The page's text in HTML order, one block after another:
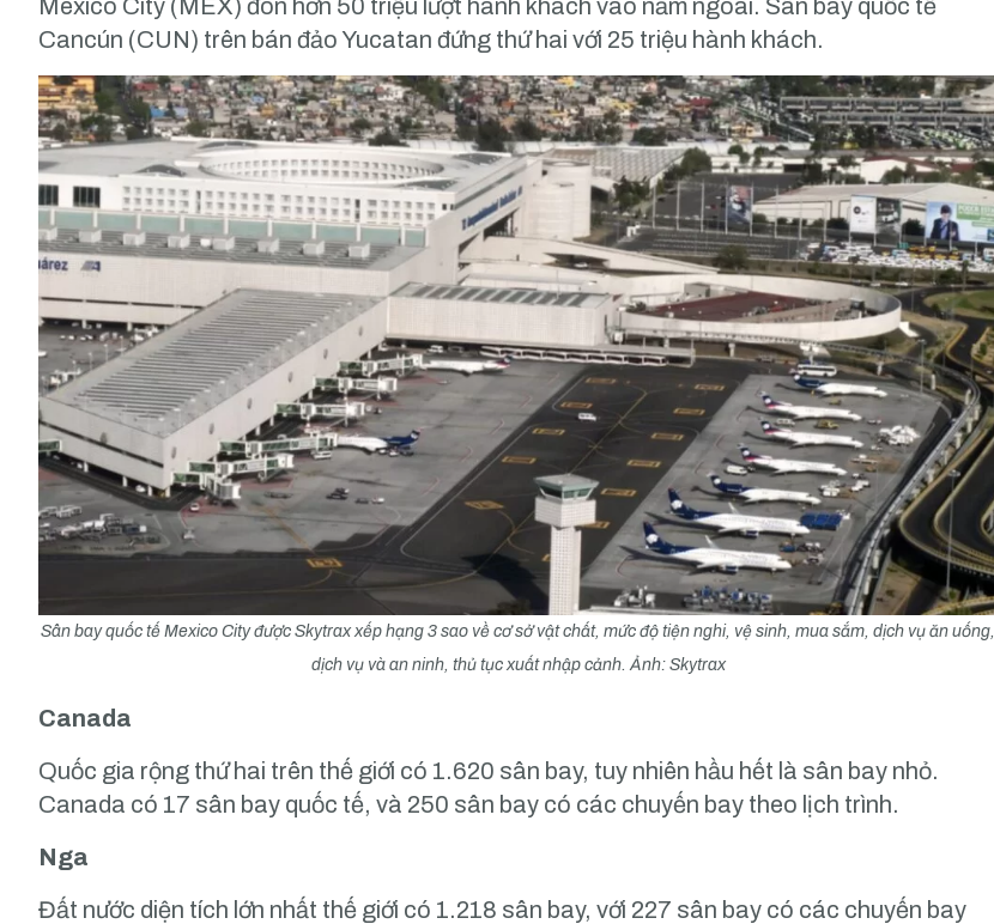
Mexico City (MEX) đón hơn 50 triệu lượt hành khách vào năm ngoái. Sân bay quốc tế
Cancún (CUN) trên bán đảo Yucatan đứng thứ hai với 25 triệu hành khách.
Sân bay quốc tế Mexico City được Skytrax xếp hạng 3 sao về cơ sở vật chất, mức độ tiện nghi, vệ sinh, mua sắm, dịch vụ ăn uống,
dịch vụ và an ninh, thủ tục xuất nhập cảnh. Ảnh: Skytrax
Canada
Quốc gia rộng thứ hai trên thế giới có 1.620 sân bay, tuy nhiên hầu hết là sân bay nhỏ.
Canada có 17 sân bay quốc tế, và 250 sân bay có các chuyến bay theo lịch trình.
Nga
Đất nước diện tích lớn nhất thế giới có 1.218 sân bay, với 227 sân bay có các chuyến bay